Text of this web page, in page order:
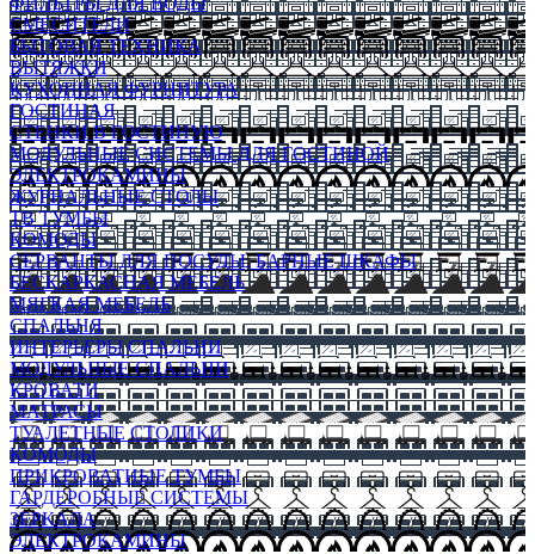
СМЕСИТЕЛИ
БЫТОВАЯ ТЕХНИКА
ВЫТЯЖКИ
КУХОННАЯ ФУРНИТУРА
ГОСТИНАЯ
СТЕНКИ В ГОСТИНУЮ
МОДУЛЬНЫЕ СИСТЕМЫ ДЛЯ ГОСТИНОЙ
ЭЛЕКТРОКАМИНЫ
ЖУРНАЛЬНЫЕ СТОЛЫ
ТВ ТУМБЫ
КОМОДЫ
СЕРВАНТЫ ДЛЯ ПОСУДЫ, БАРНЫЕ ШКАФЫ
БЕСКАРКАСНАЯ МЕБЕЛЬ
МЯГКАЯ МЕБЕЛЬ
СПАЛЬНЯ
ИНТЕРЬЕРЫ СПАЛЬНИ
МОДУЛЬНЫЕ СПАЛЬНИ
КРОВАТИ
МАТРАСЫ
ТУАЛЕТНЫЕ СТОЛИКИ
КОМОДЫ
ПРИКРОВАТНЫЕ ТУМБЫ
ГАРДЕРОБНЫЕ СИСТЕМЫ
ЗЕРКАЛА
ЭЛЕКТРОКАМИНЫ